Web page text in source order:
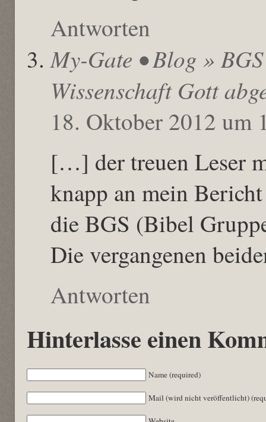
Antworten
My-Gate • Blog »
Wissenschaft Gott
18. Oktober 2012 um
[…] der treuen Leser
knapp an mein
die BGS (Bibel
Die vergangenen
Antworten
Hinterlasse einen
Name (required)
Mail (wird nicht veröffentlicht)